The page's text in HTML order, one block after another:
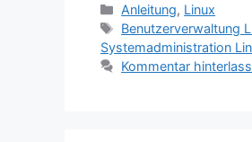
Kategorien
Anleitung, Linux
Schlagwörter
Benutzerverwaltung
Systemadministration
Kommentar